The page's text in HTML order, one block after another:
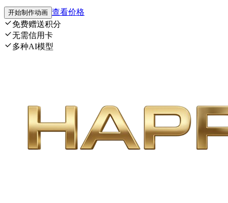
开始制作动画 查看价格
免费赠送积分
无需信用卡
多种AI模型